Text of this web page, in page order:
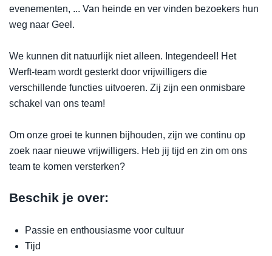
evenementen, ... Van heinde en ver vinden bezoekers hun
weg naar Geel.
We kunnen dit natuurlijk niet alleen. Integendeel! Het
Werft-team wordt gesterkt door vrijwilligers die
verschillende functies uitvoeren. Zij zijn een onmisbare
schakel van ons team!
Om onze groei te kunnen bijhouden, zijn we continu op
zoek naar nieuwe vrijwilligers. Heb jij tijd en zin om ons
team te komen versterken?
Beschik je over:
Passie en enthousiasme voor cultuur
Tijd